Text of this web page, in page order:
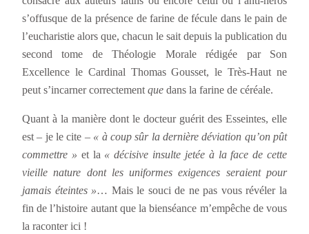
s’offusque de la présence de farine de fécule dans le pain de
l’eucharistie alors que, chacun le sait depuis la publication du
second tome de Théologie Morale rédigée par Son
Excellence le Cardinal Thomas Gousset, le Très-Haut ne
peut s’incarner correctementque dans la farine de céréale.
Quant à la manière dont le docteur guérit des Esseintes, elle
est – je le cite – « à coup sûr la dernière déviation qu’on pût
commettre » et la « décisive insulte jetée à la face de cette
vieille nature dont les uniformes exigences seraient pour
jamais éteintes »… Mais le souci de ne pas vous révéler la
fin de l’histoire autant que la bienséance m’empêche de vous
la raconter ici !